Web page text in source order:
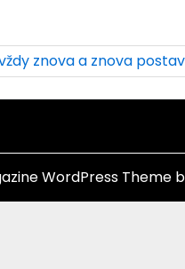
znova a znova
WordPress Theme